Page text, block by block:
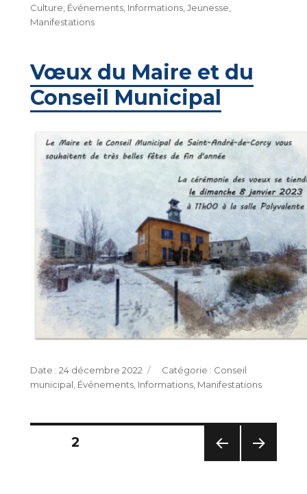
le
Culture Événements, Informations, Jeunesse
Manifestations
Vœux du Maire et du
Conseil Municipal
Publié
le
24 décembre 2022 Catégories
Conseil
municipal Événements, Informations, Manifestations
Pagination
PAGE2